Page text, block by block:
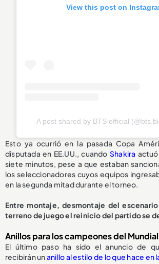
View this post on
A post shared by BTS official
Esto ya ocurrió en la pasada Copa
disputada en EE.UU., cuando Shakira
siete minutos, pese a que estaban
los seleccionadores cuyos equipos
en la segunda mitad durante el torneo.
Entre montaje, desmontaje del
terreno de juego el reinicio del partido se
Anillos para los campeones del Mundial
El último paso ha sido el anuncio de
recibirán unanillo al estilo de lo que hace en